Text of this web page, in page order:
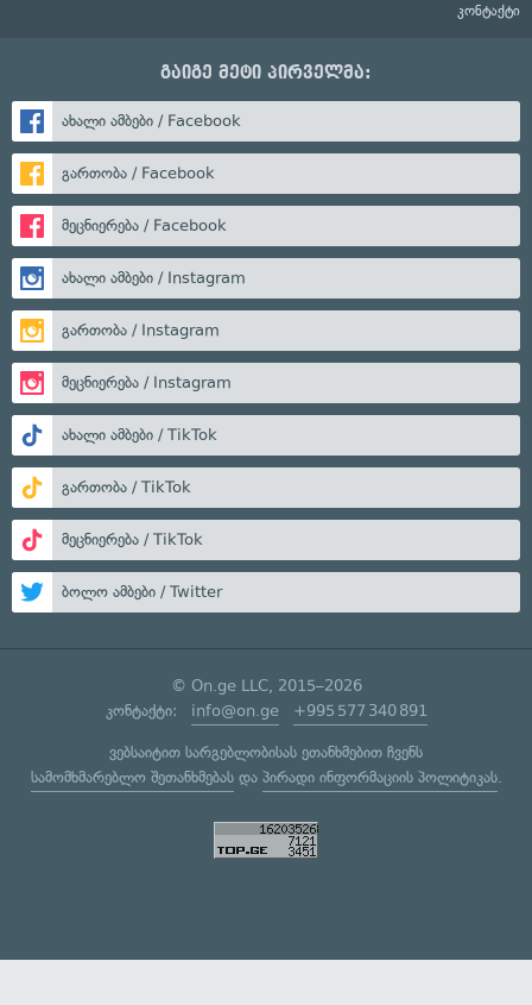
კონტაქტი
გაიგე მეტი პირველმა:
ახალი ამბები / Facebook
გართობა / Facebook
მეცნიერება / Facebook
ახალი ამბები / Instagram
გართობა / Instagram
მეცნიერება / Instagram
ახალი ამბები / TikTok
გართობა / TikTok
მეცნიერება / TikTok
ბოლო ამბები / Twitter
© On.ge LLC, 2015–2026
კონტაქტი: info@on.ge +995 577 340 891
ვებსაიტით სარგებლობისას ეთანხმებით ჩვენს
სამომხმარებლო შეთანხმებასდა პირადი ინფორმაციის პოლიტიკას.